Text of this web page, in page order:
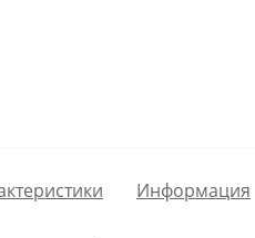
Информация